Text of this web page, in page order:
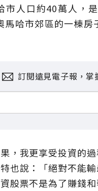
市人口約40萬人，
哈市郊區的一棟
訂閱遠見電子報，掌
，我更享受投資的
也說：「絕對不能
股票不是為了賺錢